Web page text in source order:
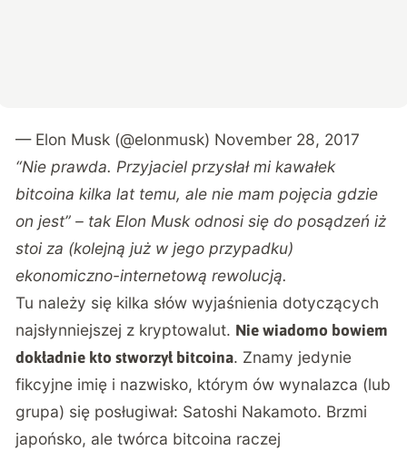
— Elon Musk (@elonmusk) November 28, 2017
“Nie prawda. Przyjaciel przysłał mi kawałek
bitcoina kilka lat temu, ale nie mam pojęcia gdzie
on jest” – tak Elon Musk odnosi się do posądzeń iż
stoi za (kolejną już w jego przypadku)
ekonomiczno-internetową rewolucją.
Tu należy się kilka słów wyjaśnienia dotyczących
najsłynniejszej z kryptowalut. Nie wiadomo bowiem
dokładnie kto stworzył bitcoina. Znamy jedynie
fikcyjne imię i nazwisko, którym ów wynalazca (lub
grupa) się posługiwał: Satoshi Nakamoto. Brzmi
japońsko, ale twórca bitcoina raczej